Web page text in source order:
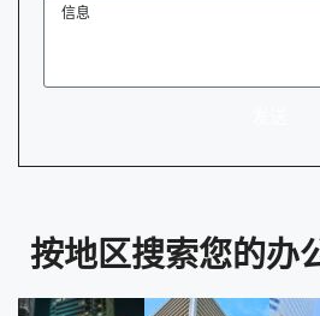
按地区搜索您的办